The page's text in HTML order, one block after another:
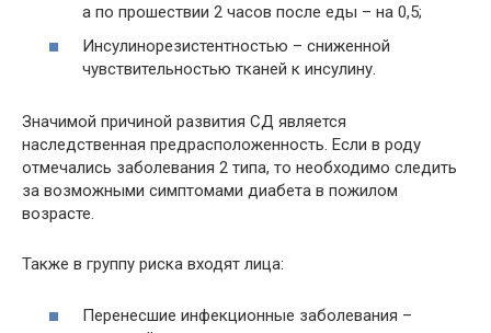
а по прошествии 2 часов после еды – на 0,5;
Инсулинорезистентностью – сниженной
чувствительностью тканей к инсулину.
Значимой причиной развития СД является
наследственная предрасположенность. Если в роду
отмечались заболевания 2 типа, то необходимо следить
за возможными симптомами диабета в пожилом
возрасте.
Также в группу риска входят лица:
Перенесшие инфекционные заболевания –